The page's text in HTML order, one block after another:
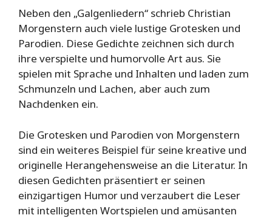
Neben den „Galgenliedern“ schrieb Christian
Morgenstern auch viele lustige Grotesken und
Parodien. Diese Gedichte zeichnen sich durch
ihre verspielte und humorvolle Art aus. Sie
spielen mit Sprache und Inhalten und laden zum
Schmunzeln und Lachen, aber auch zum
Nachdenken ein.
Die Grotesken und Parodien von Morgenstern
sind ein weiteres Beispiel für seine kreative und
originelle Herangehensweise an die Literatur. In
diesen Gedichten präsentiert er seinen
einzigartigen Humor und verzaubert die Leser
mit intelligenten Wortspielen und amüsanten